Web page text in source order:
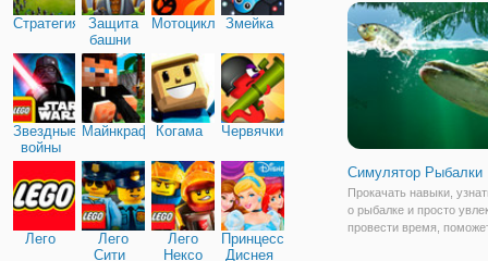
Стратегия
Защита
башни
МотоциклыЗмейка
Звездные
войны
МайнкрафтКогама Червячки
Лего
Лего
Сити
Лего
Нексо
Принцессы
Диснея
фоном. Переключить
завершить свою цель.
Симулятор Рыбалки
Прокачать навыки,
о рыбалке и просто
провести время,